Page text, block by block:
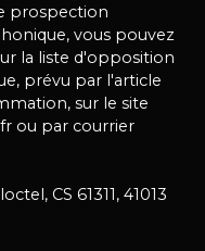
prospection
vous pouvez
la liste d'opposition
prévu par l'article
sur le site
ou par courrier
CS 61311, 41013